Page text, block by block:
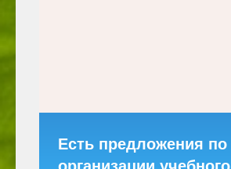
Есть предложения по